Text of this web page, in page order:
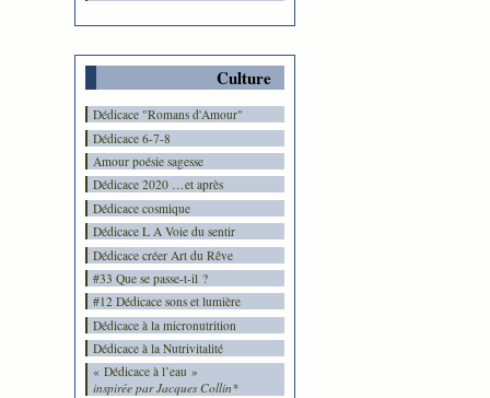
Culture
Dédicace "Romans d'Amour"
Dédicace 6-7-8
Amour poésie sagesse
Dédicace 2020 …et après
Dédicace cosmique
Dédicace L A Voie du sentir
Dédicace créer Art du Rêve
#33 Que se passe-t-il ?
#12 Dédicace sons et lumière
Dédicace à la micronutrition
Dédicace à la Nutrivitalité
« Dédicace à l’eau »
inspirée par Jacques Collin*